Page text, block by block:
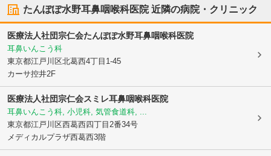
たんぽぽ水野耳鼻咽喉科医院近隣の病院・クリニック
医療法人社団宗仁会たんぽぽ水野耳鼻咽喉科医院
耳鼻いんこう科
東京都江戸川区北葛西4丁目1-45
カーサ控井2F
医療法人社団宗仁会スミレ耳鼻咽喉科医院
耳鼻いんこう科, 小児科, 気管食道科, ...
東京都江戸川区西葛西四丁目2番34号
メディカルプラザ西葛西3階